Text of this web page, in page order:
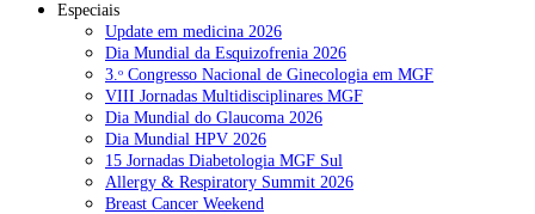
NOTÍCIAS RECENTES
Ordem dos Médicos pede simplificação urgente das regras para
atualização de dados dos utentes 10 de Agosto, 2026
Programa Voltar a Casa para doentes com alta clínica só avança
com Orçamento de 2027 10 de Agosto, 2026
Especiais
Update em medicina 2026
Dia Mundial da Esquizofrenia 2026
3.ᵒ Congresso Nacional de Ginecologia em MGF
VIII Jornadas Multidisciplinares MGF
Dia Mundial do Glaucoma 2026
Dia Mundial HPV 2026
15 Jornadas Diabetologia MGF Sul
Allergy & Respiratory Summit 2026
Breast Cancer Weekend